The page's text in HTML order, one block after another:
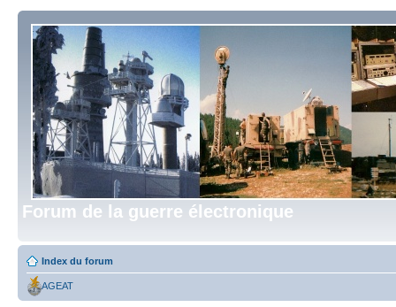
Forum de la guerre électronique
Index du forum
AGEAT